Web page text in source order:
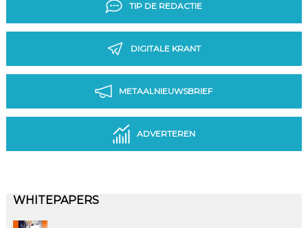
TIP DE REDACTIE
DIGITALE KRANT
METAALNIEUWSBRIEF
ADVERTEREN
WHITEPAPERS